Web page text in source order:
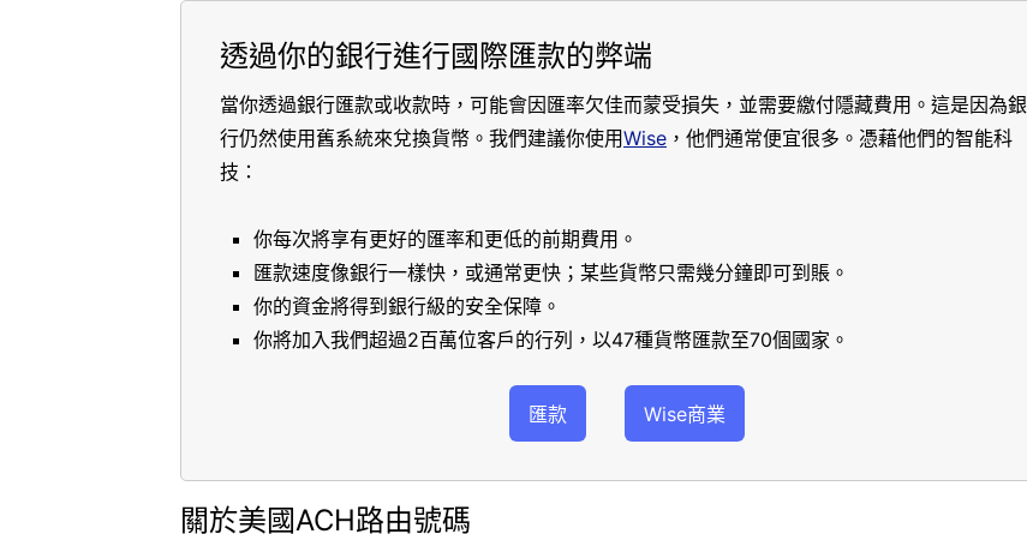
透過你的銀行進行國際匯款的弊端
當你透過銀行匯款或收款時，可能會因匯率欠佳而蒙受損失，並需要繳付隱藏費用。這是因為銀
行仍然使用舊系統來兌換貨幣。我們建議你使用Wise ，他們通常便宜很多。憑藉他們的智能科
技：
你每次將享有更好的匯率和更低的前期費用。
匯款速度像銀行一樣快，或通常更快；某些貨幣只需幾分鐘即可到賬。
你的資金將得到銀行級的安全保障。
你將加入我們超過2百萬位客戶的行列，以47種貨幣匯款至70個國家。
匯款 Wise商業
關於美國ACH路由號碼